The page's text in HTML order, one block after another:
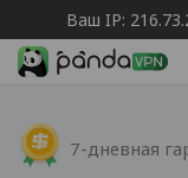
Ваш IP:
7-дневная